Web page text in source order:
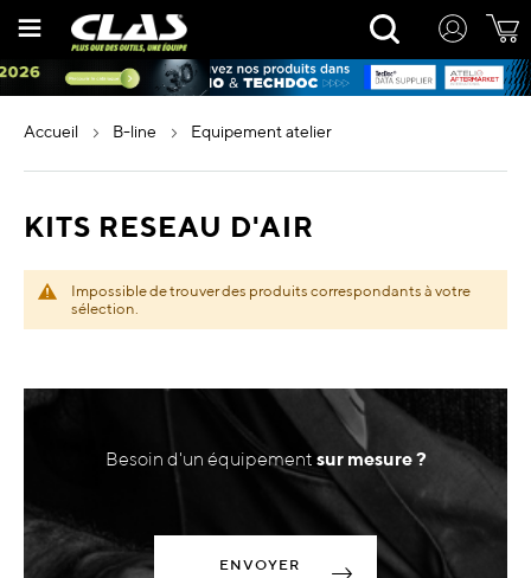
Rechercher
accueil b-line equipement atelier
KITS RESEAU D'AIR
Impossible de trouver des produits correspondants à votre
sélection.
Besoin d'un équipement sur mesure ?
ENVOYER